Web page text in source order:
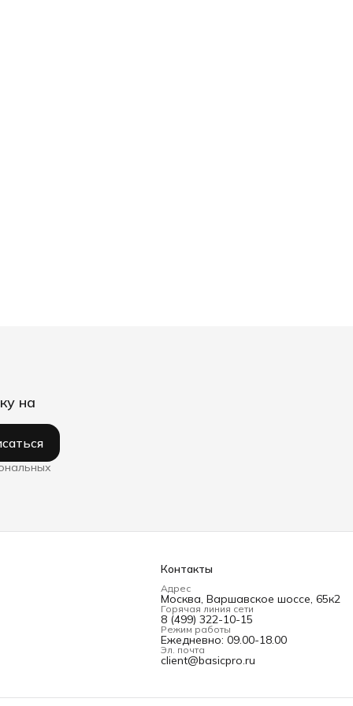
на
Контакты
Адрес
Москва, Варшавское шоссе, 65к2
Горячая линия сети
8 (499) 322-10-15
Режим работы
Ежедневно: 09.00-18.00
Эл. почта
client@basicpro.ru